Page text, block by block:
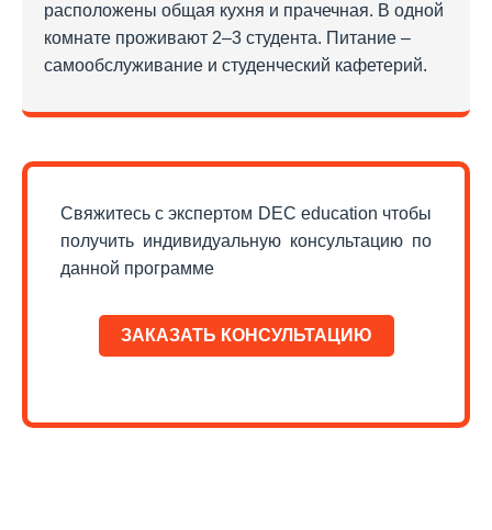
расположены общая кухня и прачечная. В одной
комнате проживают 2–3 студента. Питание –
самообслуживание и студенческий кафетерий.
Свяжитесь с экспертом DEC education чтобы
получить индивидуальную консультацию по
данной программе
ЗАКАЗАТЬ КОНСУЛЬТАЦИЮ